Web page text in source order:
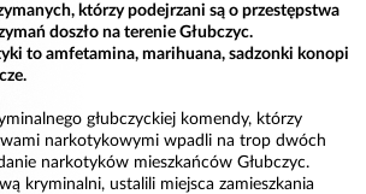
którzy podejrzani są o przestępstwa
doszło na terenie Głubczyc.
to amfetamina, marihuana, sadzonki konopi
głubczyckiej komendy, którzy
narkotykowymi wpadli na trop dwóch
narkotyków mieszkańców Głubczyc.
kryminalni, ustalili miejsca zamieszkania